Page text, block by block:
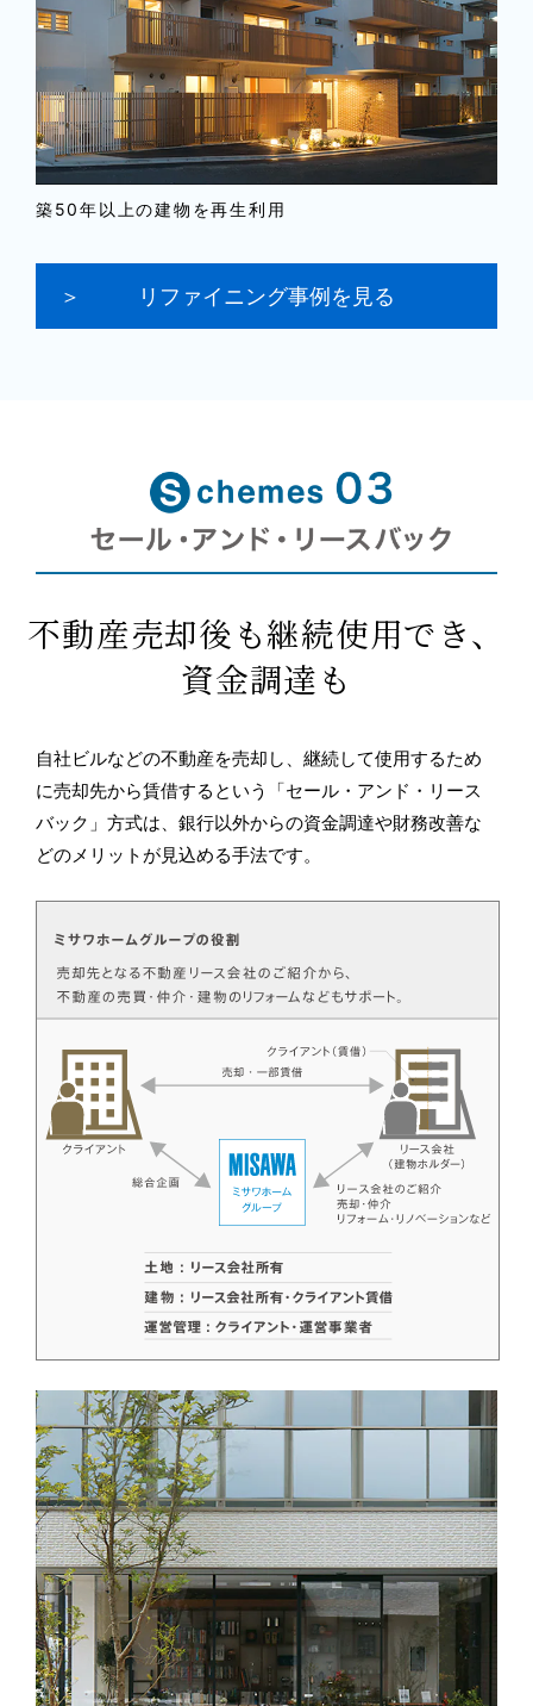
築50年以上の建物を再生利用
リファイニング事例を見る
不動産売却後も継続使用でき、
資金調達も
自社ビルなどの不動産を売却し、継続して使用するため
に売却先から賃借するという「セール・アンド・リース
バック」方式は、銀行以外からの資金調達や財務改善な
どのメリットが見込める手法です。